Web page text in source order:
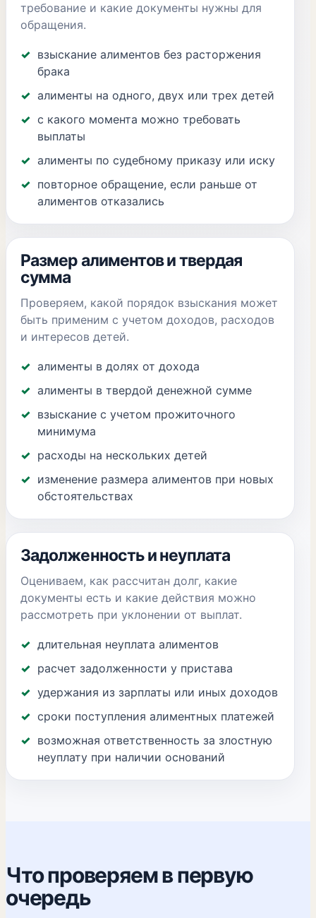
требование и какие документы нужны для
обращения.
взыскание алиментов без расторжения
брака
алименты на одного, двух или трех детей
с какого момента можно требовать
выплаты
алименты по судебному приказу или иску
повторное обращение, если раньше от
алиментов отказались
Размер алиментов и твердая
сумма
Проверяем, какой порядок взыскания может
быть применим с учетом доходов, расходов
и интересов детей.
алименты в долях от дохода
алименты в твердой денежной сумме
взыскание с учетом прожиточного
минимума
расходы на нескольких детей
изменение размера алиментов при новых
обстоятельствах
Задолженность и неуплата
Оцениваем, как рассчитан долг, какие
документы есть и какие действия можно
рассмотреть при уклонении от выплат.
длительная неуплата алиментов
расчет задолженности у пристава
удержания из зарплаты или иных доходов
сроки поступления алиментных платежей
возможная ответственность за злостную
неуплату при наличии оснований
Что проверяем в первую
очередь